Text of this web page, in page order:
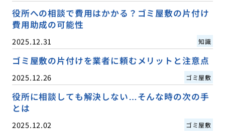
役所への相談で費用はかかる？ゴミ屋敷の片付け
費用助成の可能性
2025.12.31 知識
ゴミ屋敷の片付けを業者に頼むメリットと注意点
2025.12.26 ゴミ屋敷
役所に相談しても解決しない…そんな時の次の手
とは
2025.12.02 ゴミ屋敷